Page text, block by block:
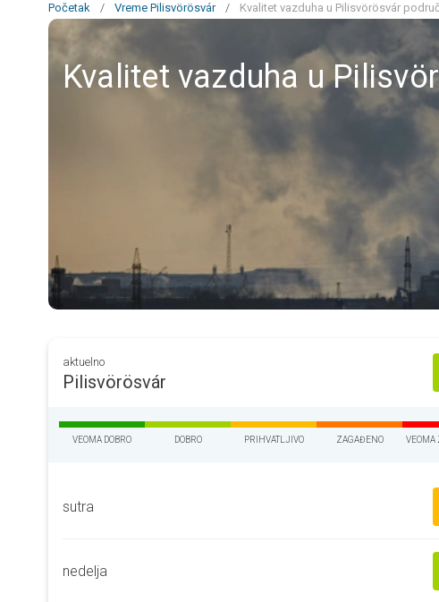
Početak / Vreme Pilisvörösvár / Kvalitet vazduha u Pilisvörösvár
Kvalitet vazduha u
aktuelno
Pilisvörösvár
VEOMA DOBRO DOBRO PRIHVATLJIVO ZAGAĐENO VEOMA
sutra
nedelja